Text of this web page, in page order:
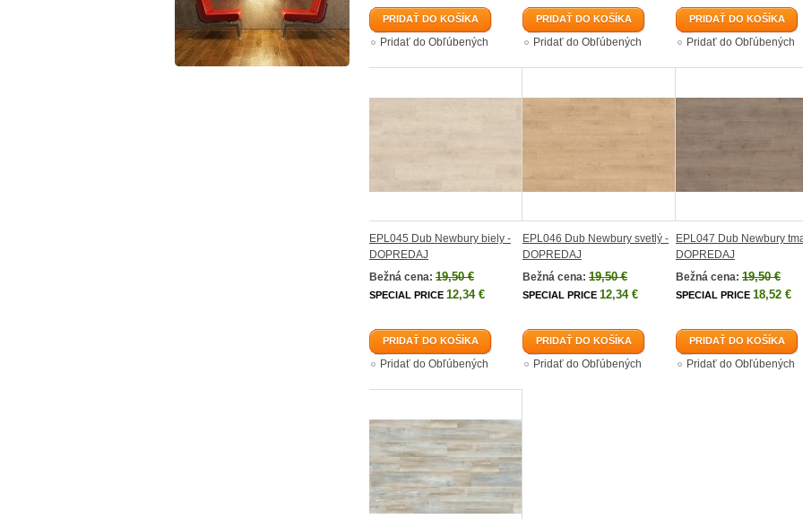
PRIDAŤ DO KOŠÍKA
Pridať do Obľúbených
PRIDAŤ DO KOŠÍKA
Pridať do Obľúbených
PRIDAŤ DO KOŠÍKA
Pridať do Obľúbených
EPL045 Dub Newbury biely -
DOPREDAJ
Bežná cena: 19,50 €
SPECIAL PRICE 12,34 €
PRIDAŤ DO KOŠÍKA
Pridať do Obľúbených
EPL046 Dub Newbury svetlý -
DOPREDAJ
Bežná cena: 19,50 €
SPECIAL PRICE 12,34 €
PRIDAŤ DO KOŠÍKA
Pridať do Obľúbených
EPL047 Dub Newbury
DOPREDAJ
Bežná cena: 19,50 €
SPECIAL PRICE 18,52 €
PRIDAŤ DO KOŠÍKA
Pridať do Obľúbených